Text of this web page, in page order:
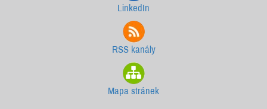
LinkedIn
RSS kanály
Mapa stránek